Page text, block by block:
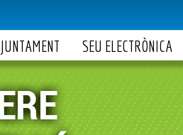
SEU ELECTRÒNICA